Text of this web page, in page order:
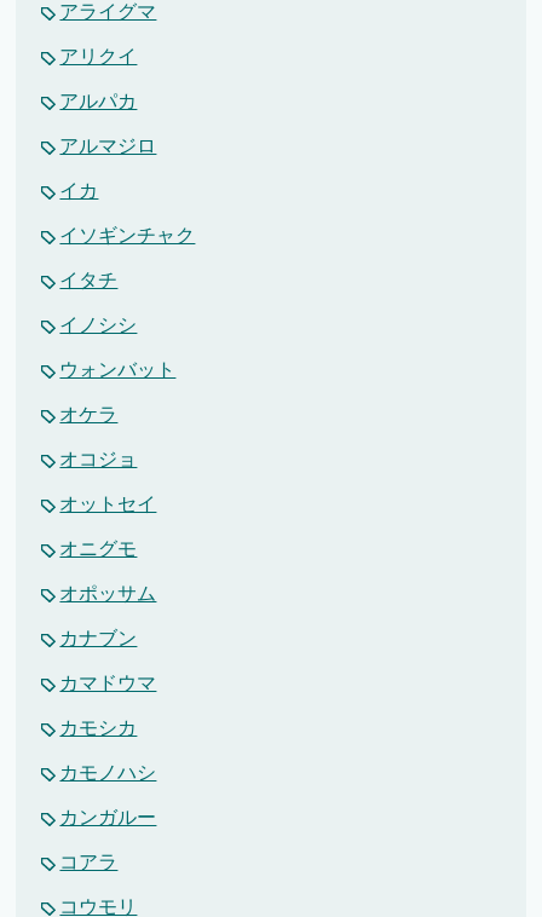
アライグマ
アリクイ
アルパカ
アルマジロ
イカ
イソギンチャク
イタチ
イノシシ
ウォンバット
オケラ
オコジョ
オットセイ
オニグモ
オポッサム
カナブン
カマドウマ
カモシカ
カモノハシ
カンガルー
コアラ
コウモリ